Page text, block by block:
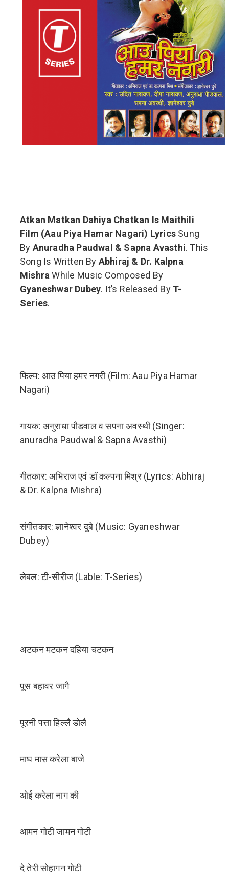
Atkan Matkan Dahiya Chatkan Is Maithili
Film (Aau Piya Hamar Nagari) Lyrics Sung
By Anuradha Paudwal & Sapna Avasthi. This
Song Is Written By Abhiraj & Dr. Kalpna
MishraWhile Music Composed By
Gyaneshwar Dubey. It’s Released By T-
Series.
फिल्म: आउ पिया हमर नगरी (Film: Aau Piya Hamar
Nagari)
गायक: अनुराधा पौडवाल व सपना अवस्थी (Singer:
anuradha Paudwal & Sapna Avasthi)
गीतकार: अभिराज एवं डॉ कल्पना मिश्र (Lyrics: Abhiraj
& Dr. Kalpna Mishra)
संगीतकार: ज्ञानेश्वर दुबे (Music: Gyaneshwar
Dubey)
लेबल: टी-सीरीज (Lable: T-Series)
अटकन मटकन दहिया चटकन
पूस बहावर जागै
पूरनी पत्ता हिल्लै डोलै
माघ मास करेला बाजे
ओई करेला नाग की
आमन गोटी जामन गोटी
दे तेरी सोहागन गोटी